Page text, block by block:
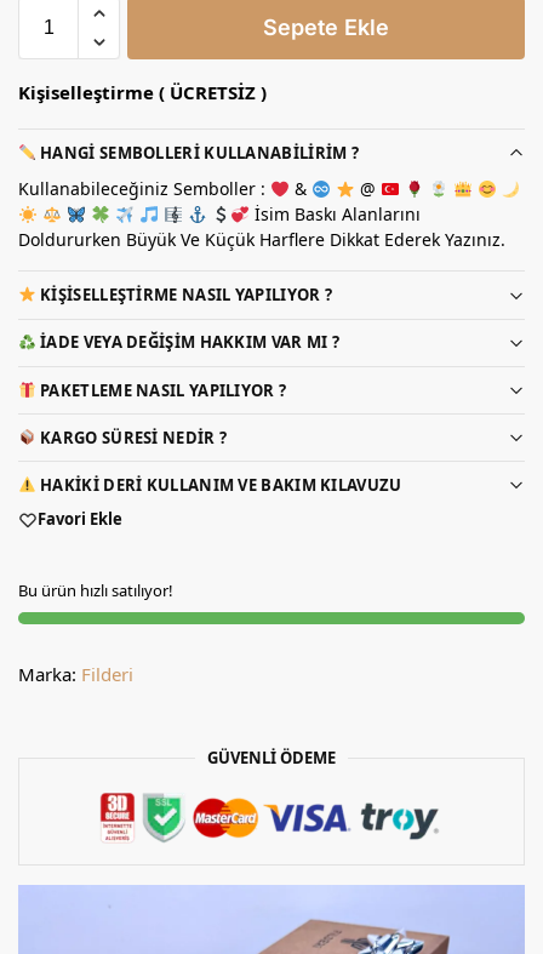
Sepete Ekle
Kişiselleştirme ( ÜCRETSİZ )
HANGI SEMBOLLERI KULLANABILIRIM ?
Kullanabileceğiniz Semboller : &
@
İsim Baskı Alanlarını
Doldururken Büyük Ve Küçük Harflere Dikkat Ederek Yazınız.
KIŞISELLEŞTIRME NASIL YAPILIYOR ?
İADE VEYA DEĞIŞIM HAKKIM VAR MI ?
PAKETLEME NASIL YAPILIYOR ?
KARGO SÜRESI NEDIR ?
HAKIKI DERI KULLANIM VE BAKIM KILAVUZU
Favori Ekle
Bu ürün hızlı satılıyor!
Marka: Filderi
GÜVENLİ ÖDEME